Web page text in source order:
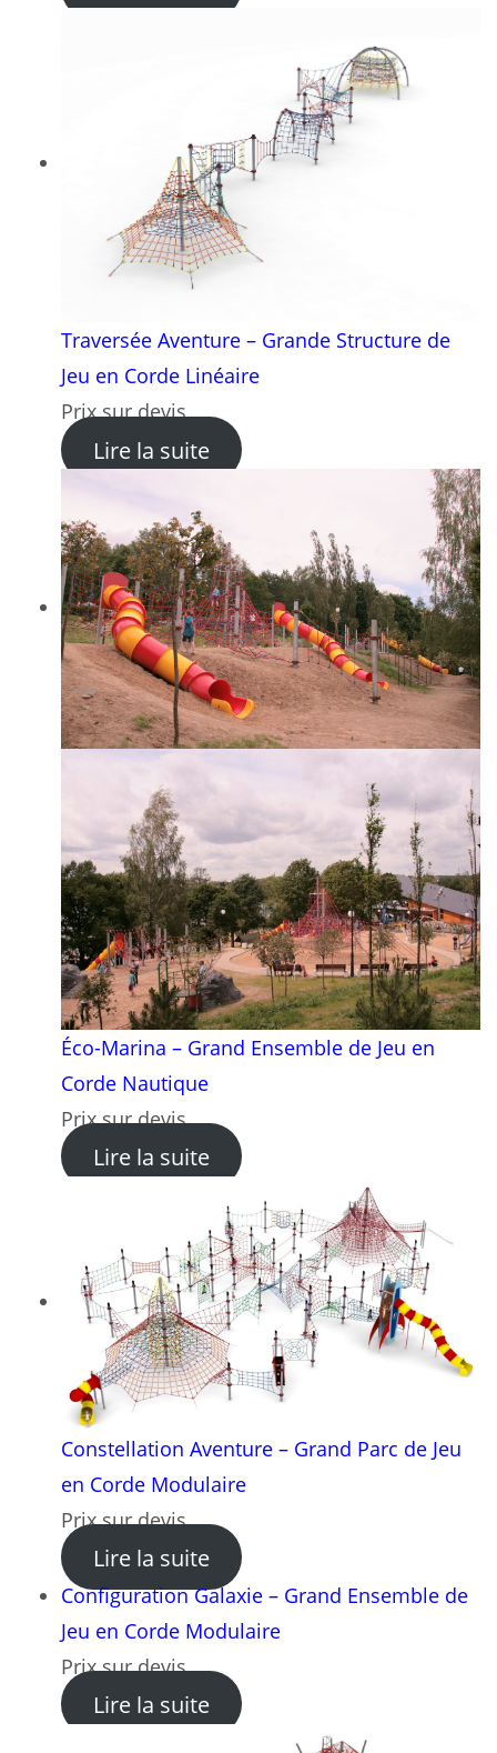
Traversée Aventure – Grande Structure de
Jeu en Corde Linéaire
Prix sur devis
Lire la suite: Traversée Aventure –
Éco-Marina – Grand Ensemble de Jeu en
Corde Nautique
Prix sur devis
Lire la suite: Éco-Marina – Grand
Constellation Aventure – Grand Parc de Jeu
en Corde Modulaire
Prix sur devis
Lire la suite: Constellation Aventure –
Configuration Galaxie – Grand Ensemble de
Jeu en Corde Modulaire
Prix sur devis
Lire la suite: Configuration Galaxie –